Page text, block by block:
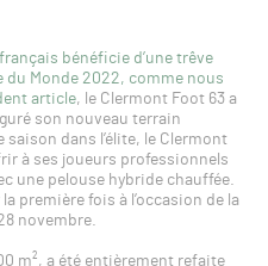
bénéficie d’une trêve
du Monde 2022, comme nous
article, le Clermont Foot 63 a
son nouveau terrain
saison dans l’élite, le Clermont
à ses joueurs professionnels
une pelouse hybride chauffée.
première fois à l’occasion de la
novembre.
m², a été entièrement refaite